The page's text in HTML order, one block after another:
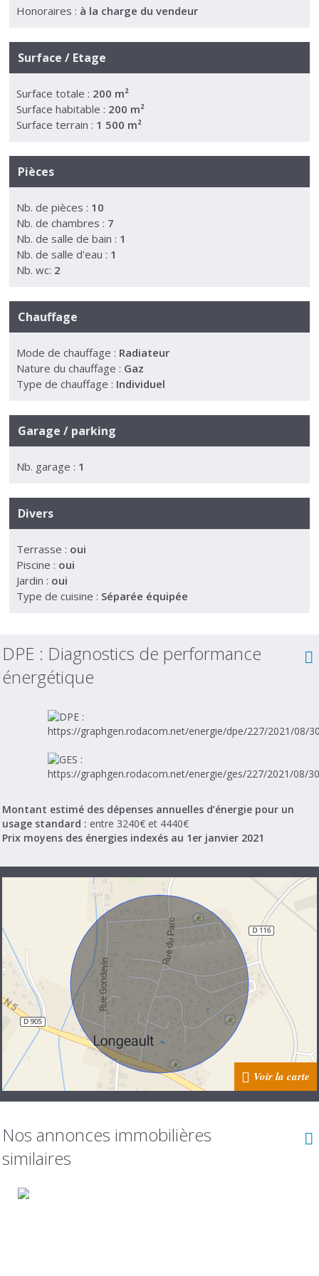
Honoraires : à la charge du vendeur
Surface / Etage
Surface totale : 200 m²
Surface habitable : 200 m²
Surface terrain : 1 500 m²
Pièces
Nb. de pièces : 10
Nb. de chambres : 7
Nb. de salle de bain : 1
Nb. de salle d'eau : 1
Nb. wc: 2
Chauffage
Mode de chauffage : Radiateur
Nature du chauffage : Gaz
Type de chauffage : Individuel
Garage / parking
Nb. garage : 1
Divers
Terrasse : oui
Piscine : oui
Jardin : oui
Type de cuisine : Séparée équipée
DPE : Diagnostics de performance
énergétique
Montant estimé des dépenses annuelles d’énergie pour un
usage standard : entre 3240€ et 4440€
Prix moyens des énergies indexés au 1er janvier 2021
Voir la carte
Nos annonces immobilières
similaires